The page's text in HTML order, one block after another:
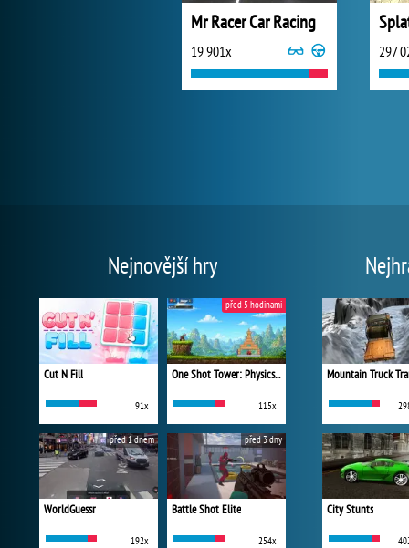
Mr Racer Car Racing
19 901x 297
Nejnovější hry
Cut N Fill
91x
One Shot Tower: Physics Destroyer
115x
před 5 hodinami
WorldGuessr
192x
před 1 dnem
Battle Shot Elite
254x
před 3 dny
Mountain Truck
City Stunts